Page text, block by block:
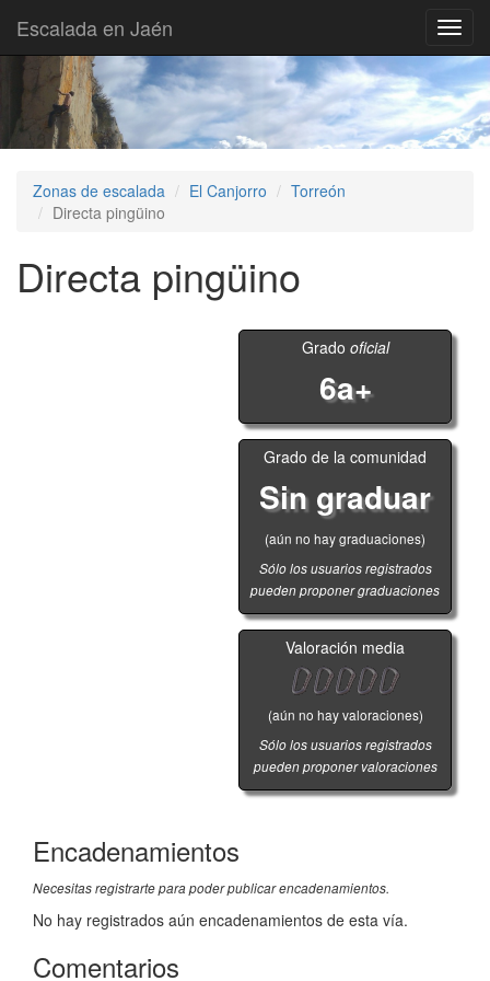
Escalada en Jaén
Zonas de escalada El Canjorro
Torreón
Directa pingüino
Directa pingüino
Grado oficial
6a+
Grado de la comunidad
Sin graduar
(aún no hay graduaciones)
Sólo los usuarios registrados
pueden proponer graduaciones
Valoración media
(aún no hay valoraciones)
Sólo los usuarios registrados
pueden proponer valoraciones
Encadenamientos
Necesitas registrarte para poder publicar encadenamientos.
No hay registrados aún encadenamientos de esta vía.
Comentarios